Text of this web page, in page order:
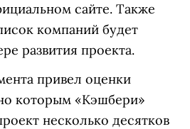
сайте. Также
компаний будет
развития проекта.
привел оценки
которым «Кэшбери»
несколько десятков